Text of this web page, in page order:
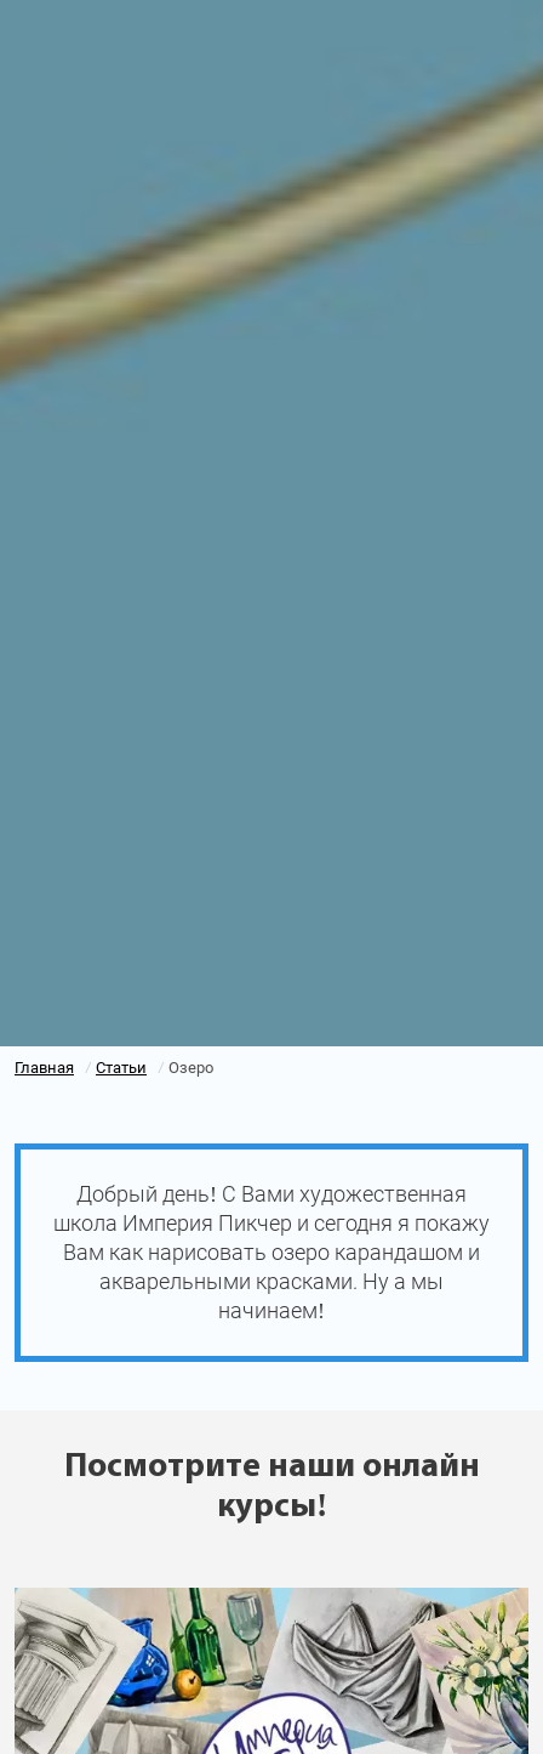
Главная / Статьи / Озеро
Добрый день! С Вами художественная
школа Империя Пикчер и сегодня я покажу
Вам как нарисовать озеро карандашом и
акварельными красками. Ну а мы
начинаем!
Посмотрите наши онлайн
курсы!